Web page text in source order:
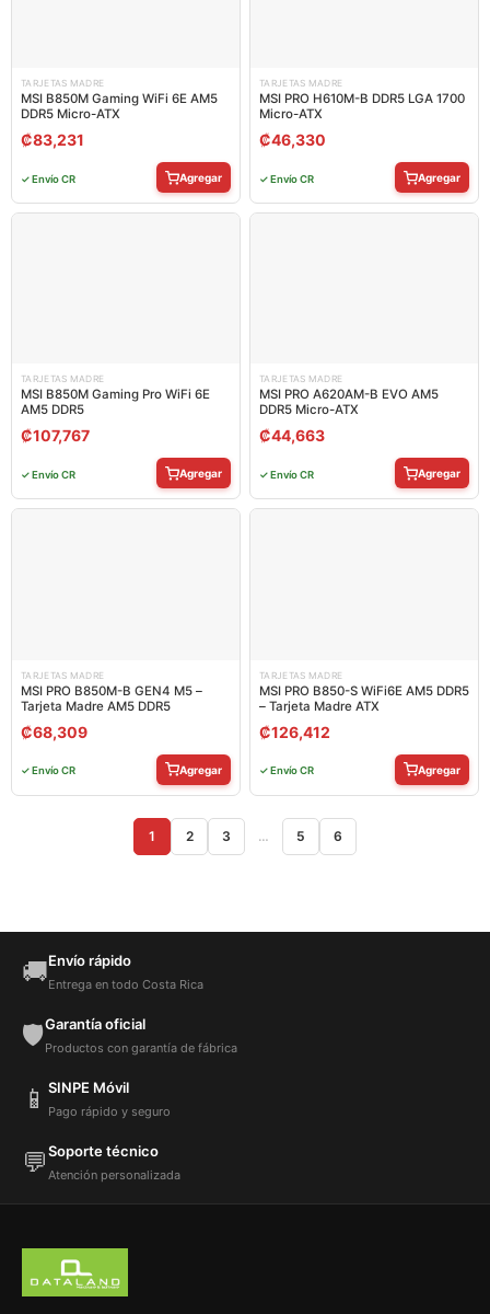
TARJETAS MADRE
MSI B850M Gaming WiFi 6E AM5
DDR5 Micro-ATX
₡83,231
✓ Envío CR Agregar
TARJETAS MADRE
MSI PRO H610M-B DDR5 LGA 1700
Micro-ATX
₡46,330
✓ Envío CR Agregar
TARJETAS MADRE
MSI B850M Gaming Pro WiFi 6E
AM5 DDR5
₡107,767
✓ Envío CR Agregar
TARJETAS MADRE
MSI PRO A620AM-B EVO AM5
DDR5 Micro-ATX
₡44,663
✓ Envío CR Agregar
TARJETAS MADRE
MSI PRO B850M-B GEN4 M5 –
Tarjeta Madre AM5 DDR5
₡68,309
✓ Envío CR Agregar
TARJETAS MADRE
MSI PRO B850-S WiFi6E AM5 DDR5
– Tarjeta Madre ATX
₡126,412
✓ Envío CR Agregar
1 2 3 … 5 6
🚚Envío rápido
Entrega en todo Costa Rica
🛡️Garantía oficial
Productos con garantía de fábrica
📱 SINPE Móvil
Pago rápido y seguro
💬Soporte técnico
Atención personalizada